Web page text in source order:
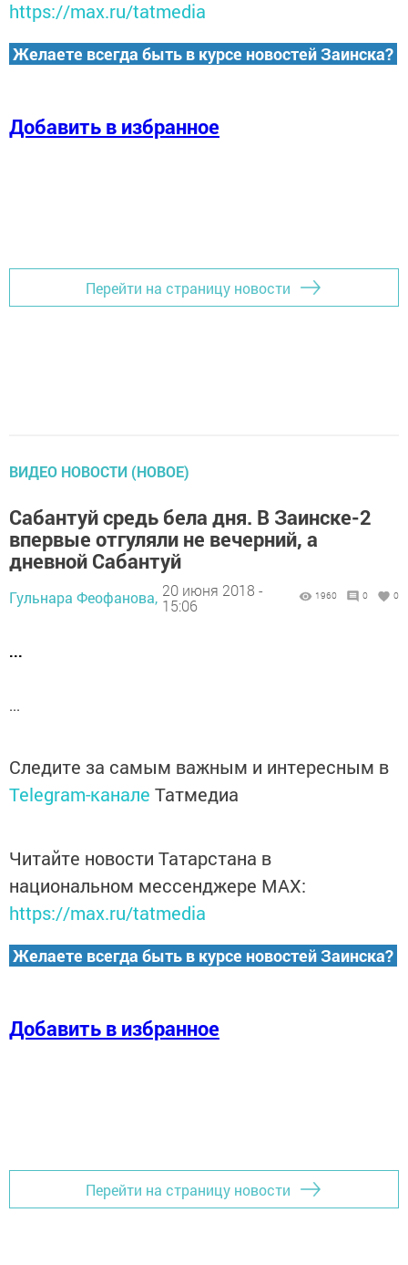
https://max.ru/tatmedia
Желаете всегда быть в курсе новостей Заинска?
Добавить в избранное
Перейти на страницу новости
ВИДЕО НОВОСТИ (НОВОЕ)
Сабантуй средь бела дня. В Заинске-2
впервые отгуляли не вечерний, а
дневной Сабантуй
Гульнара Феофанова, 20 июня 2018 -
15:06
1960 0 0
...
...
Следите за самым важным и интересным в
Telegram-канале Татмедиа
Читайте новости Татарстана в
национальном мессенджере MАХ:
https://max.ru/tatmedia
Желаете всегда быть в курсе новостей Заинска?
Добавить в избранное
Перейти на страницу новости